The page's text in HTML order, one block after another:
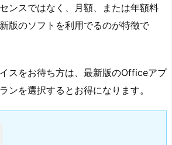
ンスではなく、月額、または年額料
版のソフトを利用でるのが特徴で
スをお待ち方は、最新版のOfficeアプ
ンを選択するとお得になります。